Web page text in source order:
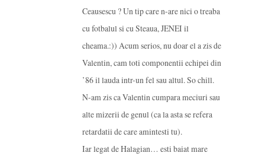
Ceausescu ? Un tip care n-are nici o treaba
cu fotbalul si cu Steaua, JENEI il
cheama.:)) Acum serios, nu doar el a zis de
Valentin, cam toti componentii echipei din
’86 il lauda intr-un fel sau altul. So chill.
N-am zis ca Valentin cumpara meciuri sau
alte mizerii de genul (ca la asta se refera
retardatii de care amintesti tu).
Iar legat de Halagian… esti baiat mare